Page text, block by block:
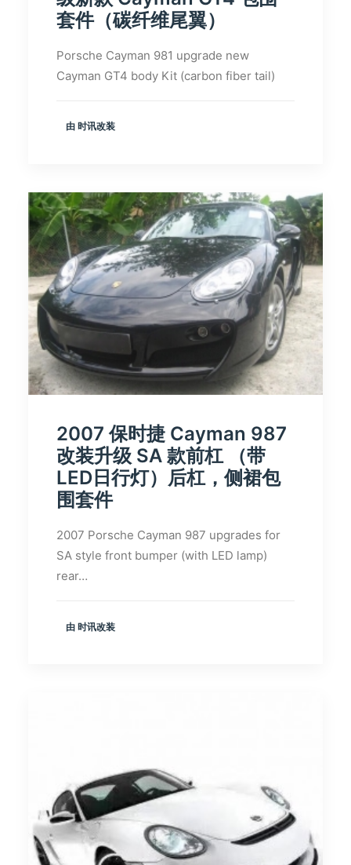
套件（碳纤维尾翼）
Porsche Cayman 981 upgrade new
Cayman GT4 body Kit (carbon fiber tail)
由 时讯改装
2007 保时捷 Cayman 987
改装升级 SA 款前杠 （带
LED日行灯）后杠，侧裙包
围套件
2007 Porsche Cayman 987 upgrades for
SA style front bumper (with LED lamp)
rear…
由 时讯改装